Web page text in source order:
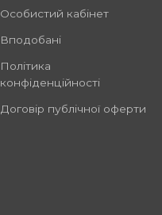
Особистий кабінет
Вподобані
Політика
конфіденційності
Договір публічної оферти